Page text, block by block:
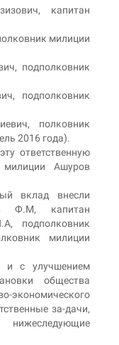
капитан
милиции
подполковник
подполковник
полковник
2016 года).
ответственную
милиции Ашуров
вклад внесли
Ф.М, капитан
подполковник
милиции
и с улучшением
общества
экономического
за-дачи,